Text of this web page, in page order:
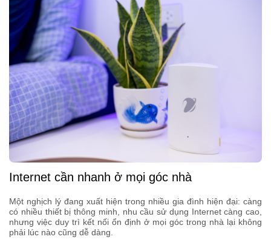
Internet cần nhanh ở mọi góc nhà
Một nghịch lý đang xuất hiện trong nhiều gia đình hiện đại: càng
có nhiều thiết bị thông minh, nhu cầu sử dụng Internet càng cao,
nhưng việc duy trì kết nối ổn định ở mọi góc trong nhà lại không
phải lúc nào cũng dễ dàng.